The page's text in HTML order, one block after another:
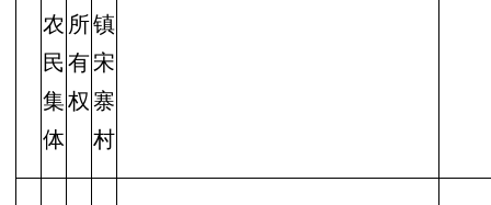
农
民
集
体
所
有
权
镇
宋
寨
村